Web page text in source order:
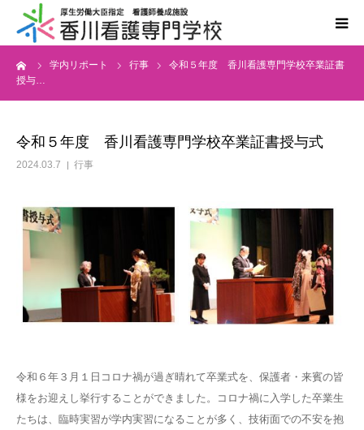
学内リポート 行事
令和５年度 香川看護専門学校卒業証書
授与…
令和５年度 香川看護専門学校卒業証書授与式
2024.03.7 行事
令和６年３月１日コロナ禍が過ぎ晴れて卒業式を、保護者・来賓の皆
様をお迎えし挙行することができました。コロナ禍に入学した卒業生
たちは、臨時実習が学内実習になることが多く、技術面での不安を抱
学校案内
入学案内
国家試験・進路
同窓会